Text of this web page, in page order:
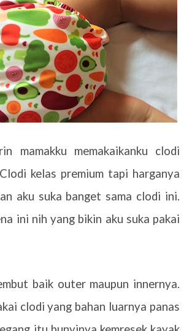
mamakku memakaikanku clodi
kelas premium tapi harganya
aku suka banget sama clodi ini.
ini nih yang bikin aku suka pakai
baik outer maupun innernya.
clodi yang bahan luarnya panas